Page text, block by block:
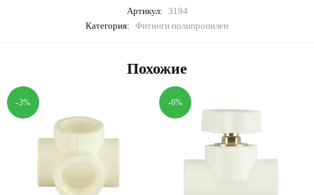
Артикул: 3194
Категория: Фитинги полипропилен
Похожие
-3% -6%